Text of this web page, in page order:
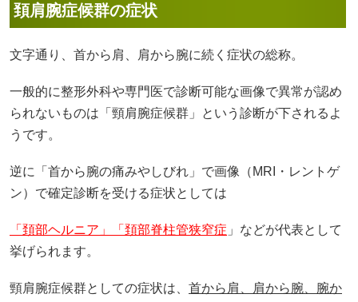
頚肩腕症候群の症状
文字通り、首から肩、肩から腕に続く症状の総称。
一般的に整形外科や専門医で診断可能な画像で異常が認め
られないものは「頸肩腕症候群」という診断が下されるよ
うです。
逆に「首から腕の痛みやしびれ」で画像（MRI・レントゲ
ン）で確定診断を受ける症状としては
「頚部ヘルニア」「頚部脊柱管狭窄症 」などが代表として
挙げられます。
頸肩腕症候群としての症状は、 首から肩、肩から腕、腕か